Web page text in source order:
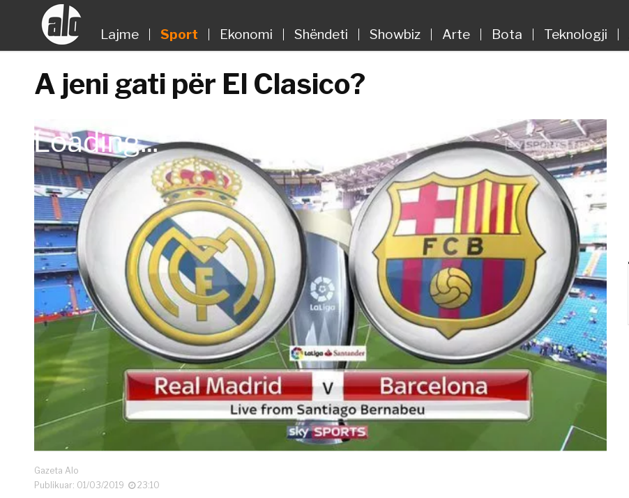
Lajme Sport Ekonomi Shëndeti Showbiz Arte Bota Teknologji
A jeni gati për El Clasico?
Gazeta Alo
Publikuar: 01/03/2019
23:10